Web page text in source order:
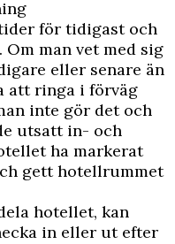
för tidigast och
man vet med sig
eller senare än
att ringa i förväg
inte gör det och
utsatt in- och
ha markerat
gett hotellrummet
hotellet, kan
in eller ut efter